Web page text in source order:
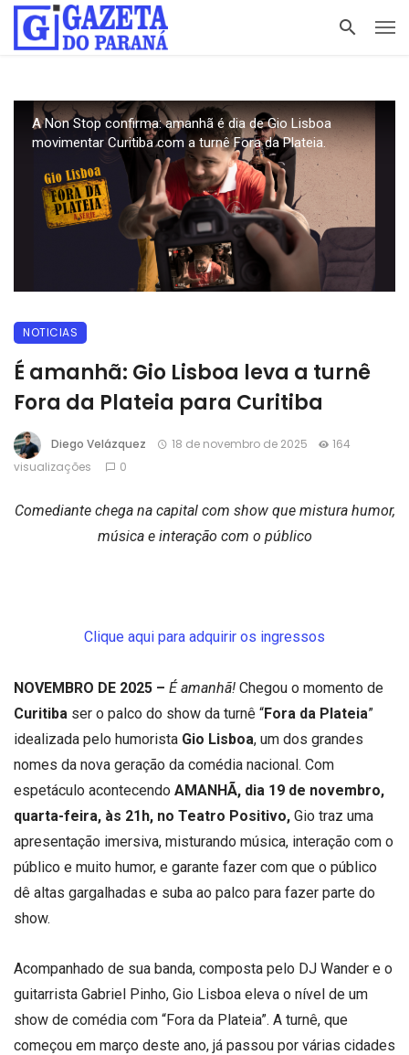
A Non Stop confirma: amanhã é dia de Gio Lisboa
movimentar Curitiba com a turnê Fora da Plateia.
NOTICIAS
É amanhã: Gio Lisboa leva a turnê
Fora da Plateia para Curitiba
Diego Velázquez 18 de novembro de 2025
164
visualizações
0
Comediante chega na capital com show que mistura humor,
música e interação com o público
Clique aqui para adquirir os ingressos
NOVEMBRO DE 2025 – É amanhã! Chegou o momento de
Curitiba ser o palco do show da turnê “Fora da Plateia”
idealizada pelo humorista Gio Lisboa, um dos grandes
nomes da nova geração da comédia nacional. Com
espetáculo acontecendo AMANHÃ, dia 19 de novembro,
quarta-feira, às 21h, no Teatro Positivo, Gio traz uma
apresentação imersiva, misturando música, interação com o
público e muito humor, e garante fazer com que o público
dê altas gargalhadas e suba ao palco para fazer parte do
show.
Acompanhado de sua banda, composta pelo DJ Wander e o
guitarrista Gabriel Pinho, Gio Lisboa eleva o nível de um
show de comédia com “Fora da Plateia”. A turnê, que
começou em março deste ano, já passou por várias cidades